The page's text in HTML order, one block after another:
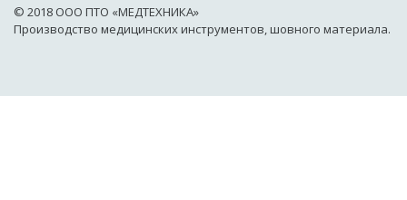
© 2018 OOO ПТО «МЕДТЕХНИКА»
Производство медицинских инструментов, шовного материала.